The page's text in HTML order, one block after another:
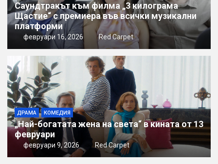
Саундтракът към филма „3 килограма
Щастие“ с премиера във всички музикални
платформи
февруари 16, 2026 Red Carpet
ДРАМА КОМЕДИЯ
„Най-богатата жена на света“ в кината от 13
февруари
февруари 9, 2026 Red Carpet